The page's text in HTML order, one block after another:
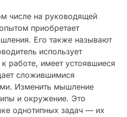
числе на руководящей
приобретает
Его также называют
использует
работе, имеет устоявшиеся
сложившимися
Изменить мышление
и окружение. Это
однотипных задач — их